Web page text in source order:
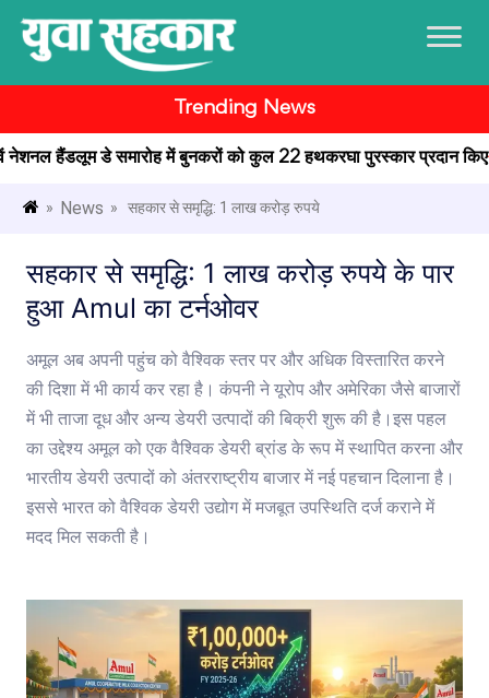
Trending News
हैंडलूम डे समारोह में बुनकरों को कुल 22 हथकरघा पुरस्कार प्रदान किए
» News » सहकार से समृद्धि: 1 लाख करोड़ रुपये
सहकार से समृद्धि: 1 लाख करोड़ रुपये के पार
हुआ Amul का टर्नओवर
अमूल अब अपनी पहुंच को वैश्विक स्तर पर और अधिक विस्तारित करने
की दिशा में भी कार्य कर रहा है। कंपनी ने यूरोप और अमेरिका जैसे बाजारों
में भी ताजा दूध और अन्य डेयरी उत्पादों की बिक्री शुरू की है।इस पहल
का उद्देश्य अमूल को एक वैश्विक डेयरी ब्रांड के रूप में स्थापित करना और
भारतीय डेयरी उत्पादों को अंतरराष्ट्रीय बाजार में नई पहचान दिलाना है।
इससे भारत को वैश्विक डेयरी उद्योग में मजबूत उपस्थिति दर्ज कराने में
मदद मिल सकती है।